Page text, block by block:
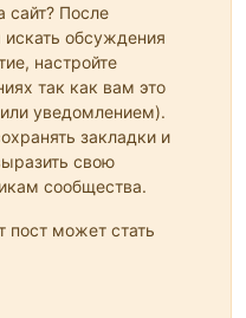
сайт? После
обсуждения
настройте
так как вам это
уведомлением).
закладки и
свою
сообщества.
пост может стать